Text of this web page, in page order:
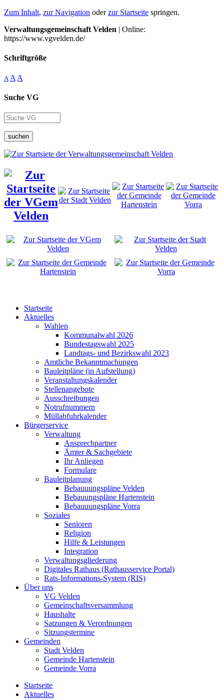
Zum Inhalt, zur Navigation oderzur Startseite springen.
Verwaltungsgemeinschaft Velden | Online:
https://www.vgvelden.de/
Schriftgröße
A A A
Suche VG
suchen
Startseite
Aktuelles
Wahlen
Kommunalwahl 2026
Bundestagswahl 2025
Landtags- und Bezirkswahl 2023
Amtliche Bekanntmachungen
Bauleitpläne (in Aufstellung)
Veranstaltungskalender
Stellenangebote
Ausschreibungen
Notrufnummern
Müllabfuhrkalender
Bürgerservice
Verwaltung
Ansprechpartner
Ämter & Sachgebiete
Ihr Anliegen
Formulare
Bauleitplanung
Bebauuungspläne Velden
Bebauungspläne Hartenstein
Bebauuungspläne Vorra
Soziales
Senioren
Religion
Hilfe & Leistungen
Integration
Verwaltungsgliederung
Digitales Rathaus (Rathausservice Portal)
Rats-Informations-System (RIS)
Über uns
VG Velden
Gemeinschaftsversammlung
Haushalte
Satzungen & Verordnungen
Sitzungstermine
Gemeinden
Stadt Velden
Gemeinde Hartenstein
Gemeinde Vorra
Startseite
Aktuelles